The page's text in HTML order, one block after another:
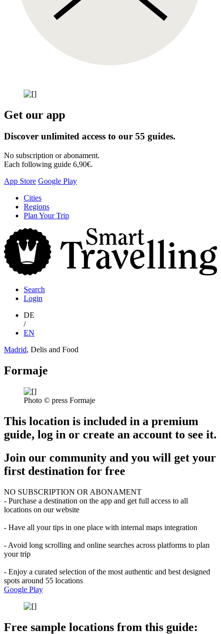
Get our app
Discover unlimited access to our 55 guides.
No subscription or abonament.
Each following guide 6,90€.
App Store Google Play
Skip
content
Cities
Regions
Plan Your Trip
Search
Login
DE
/
EN
Madrid, Delis and Food
Formaje
Photo © press Formaje
This location is included in a premium
guide, log in or create an account to see it.
Join our community and you will get your
first destination for free
NO SUBSCRIPTION OR ABONAMENT
- Purchase a destination on the app and get full access to all
locations on our website
- Have all your tips in one place with internal maps integration
- Avoid long scrolling and online searches across platforms to plan
your trip
- Enjoy a curated selection of the most authentic and best designed
spots around 55 locations
Google Play
Free sample locations from this guide: